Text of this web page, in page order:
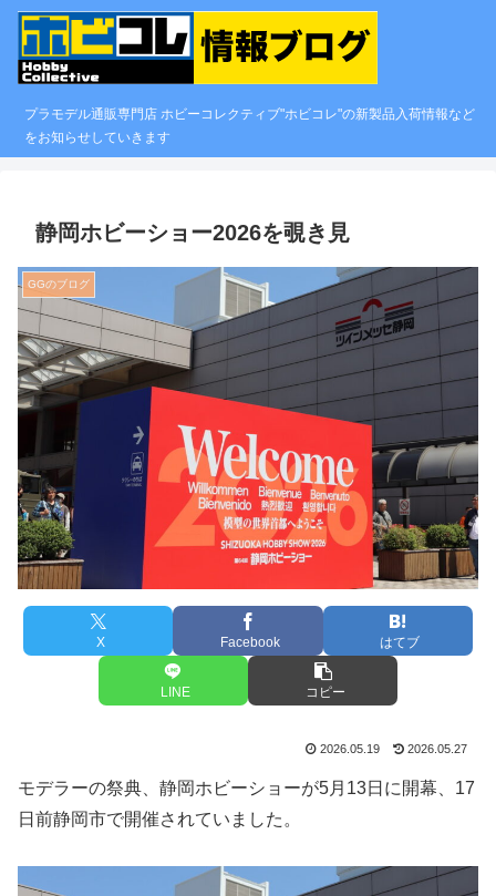
プラモデル通販専門店 ホビーコレクティブ"ホビコレ"の新製品入荷情報など
をお知らせしていきます
静岡ホビーショー2026を覗き見
GGのブログ
X Facebook はてブ
LINE コピー
2026.05.19 2026.05.27
モデラーの祭典、静岡ホビーショーが5月13日に開幕、17
日前静岡市で開催されていました。